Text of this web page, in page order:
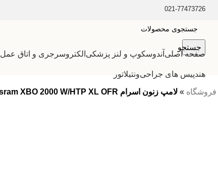
021-77473726
جستجو
صفحه اصلی آندوسکوپ و لنز پزشکی الکتروسرجری و اتاق عمل
هندپیس های جراحیونتیلاتور
فروشگاه »لامپ زنون اسرام Osram XBO 2000 W/HTP XL OFR